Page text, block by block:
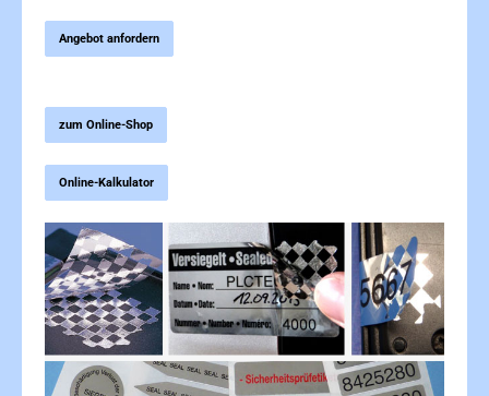
Angebot anfordern
zum Online-Shop
Online-Kalkulator
Bildergalerie überspringen